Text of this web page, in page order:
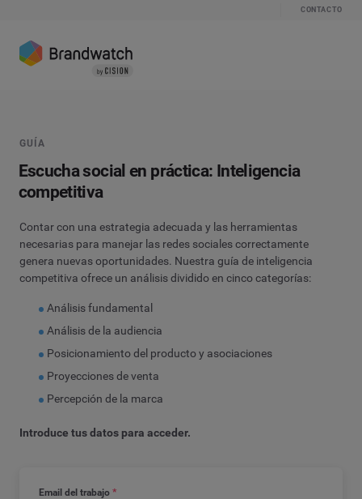
CONTACTO
Email del trabajo *
GUÍA
Escucha social en práctica: Inteligencia
competitiva
Contar con una estrategia adecuada y las herramientas
necesarias para manejar las redes sociales correctamente
genera nuevas oportunidades. Nuestra guía de inteligencia
competitiva ofrece un análisis dividido en cinco categorías:
Análisis fundamental
Análisis de la audiencia
Posicionamiento del producto y asociaciones
Proyecciones de venta
Percepción de la marca
Introduce tus datos para acceder.